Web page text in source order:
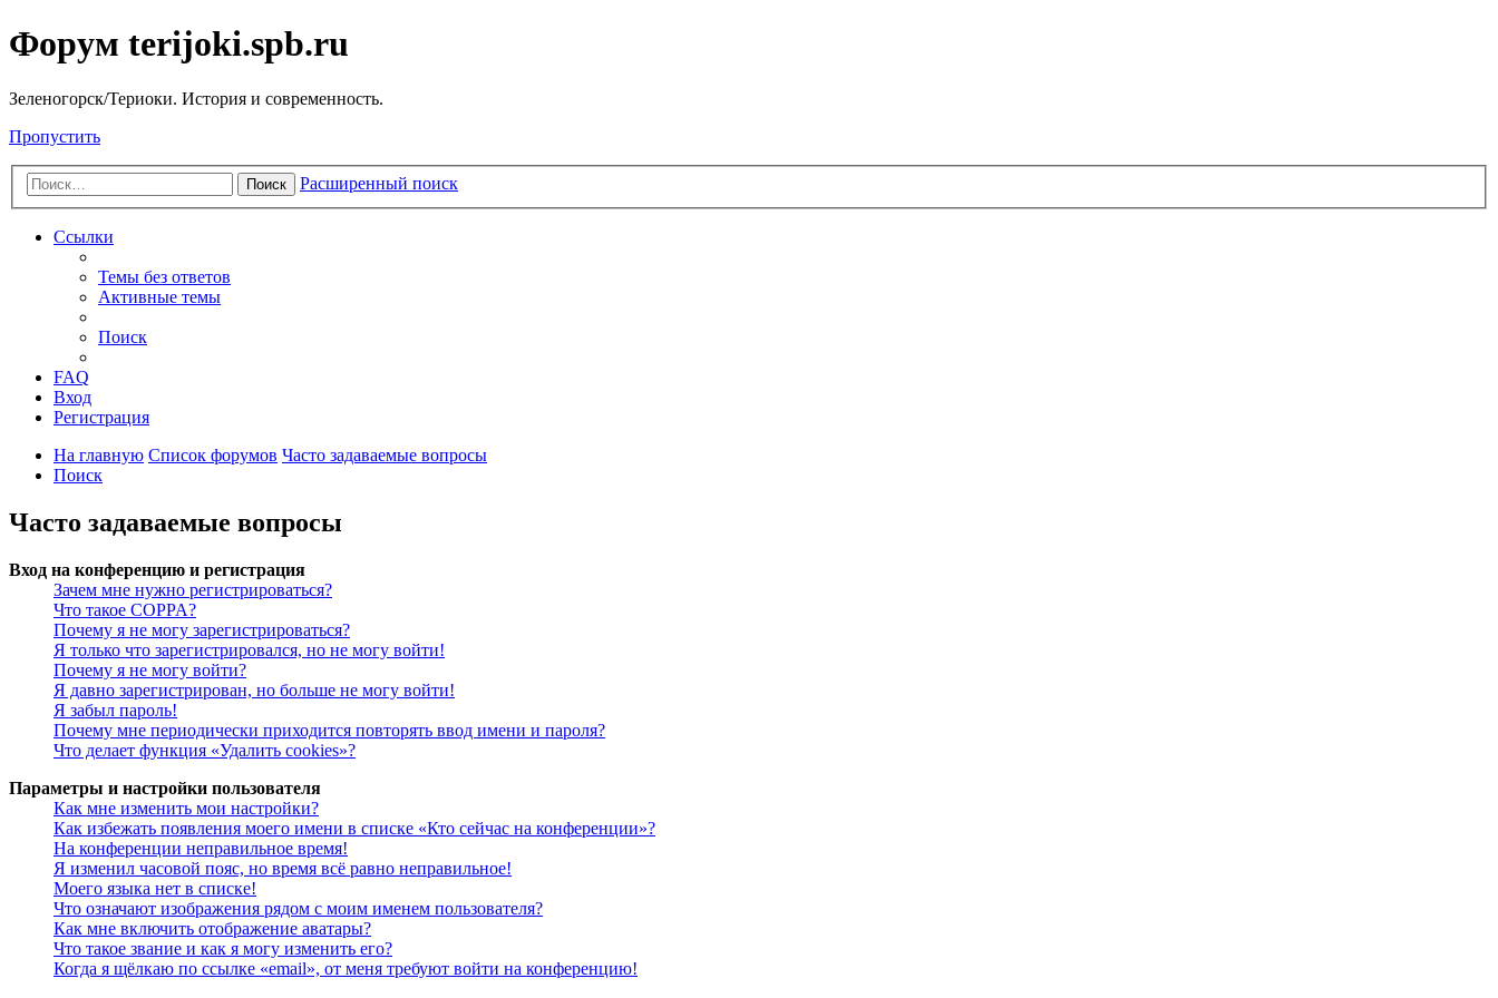
Форум terijoki.spb.ru
Зеленогорск/Териоки. История и современность.
Пропустить
Поиск Расширенный поиск
Ссылки
Темы без ответов
Активные темы
Поиск
FAQ
Вход
Регистрация
На главную Список форумов Часто задаваемые вопросы
Поиск
Часто задаваемые вопросы
Вход на конференцию и регистрация
Зачем мне нужно регистрироваться?
Что такое COPPA?
Почему я не могу зарегистрироваться?
Я только что зарегистрировался, но не могу войти!
Почему я не могу войти?
Я давно зарегистрирован, но больше не могу войти!
Я забыл пароль!
Почему мне периодически приходится повторять ввод имени и пароля?
Что делает функция «Удалить cookies»?
Параметры и настройки пользователя
Как мне изменить мои настройки?
Как избежать появления моего имени в списке «Кто сейчас на конференции»?
На конференции неправильное время!
Я изменил часовой пояс, но время всё равно неправильное!
Моего языка нет в списке!
Что означают изображения рядом с моим именем пользователя?
Как мне включить отображение аватары?
Что такое звание и как я могу изменить его?
Когда я щёлкаю по ссылке «email», от меня требуют войти на конференцию!